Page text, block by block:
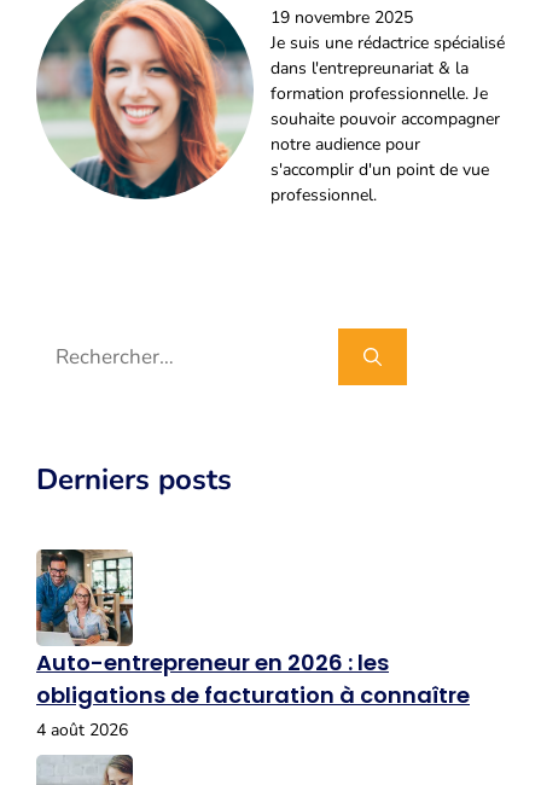
19 novembre 2025
Je suis une rédactrice spécialisé
dans l'entrepreunariat & la
formation professionnelle. Je
souhaite pouvoir accompagner
notre audience pour
s'accomplir d'un point de vue
professionnel.
Rechercher :
Derniers posts
Auto-entrepreneur en 2026 : les
obligations de facturation à connaître
4 août 2026